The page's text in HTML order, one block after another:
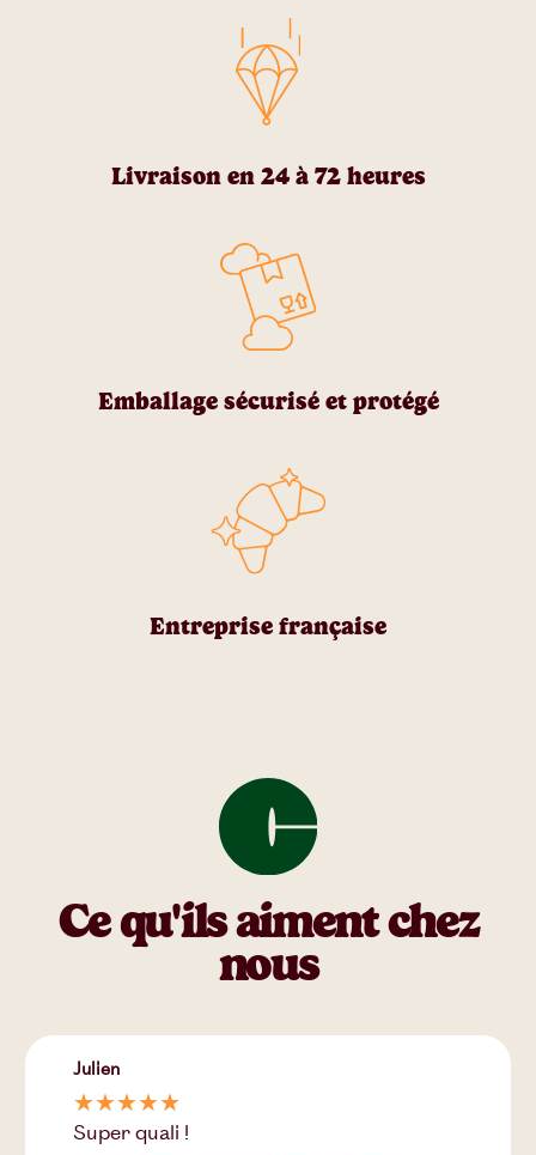
Livraison en 24 à 72 heures
Emballage sécurisé et protégé
Entreprise française
Ce qu'ils aiment chez
nous
Julien
☆☆☆☆☆
Super quali !